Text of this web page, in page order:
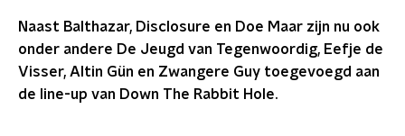
Naast Balthazar, Disclosure en Doe Maar zijn nu ook
onder andere De Jeugd van Tegenwoordig, Eefje de
Visser, Altin Gün en Zwangere Guy toegevoegd aan
de line-up van Down The Rabbit Hole.